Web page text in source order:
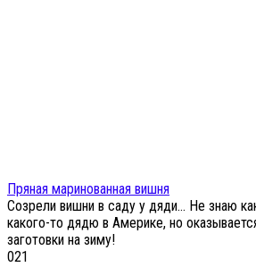
Пряная маринованная вишня
Созрели вишни в саду у дяди… Не знаю
какого-то дядю в Америке, но
заготовки на зиму!
021